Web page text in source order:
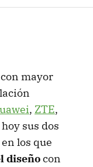
mayor
, ZTE,
sus dos
los que
diseñocon